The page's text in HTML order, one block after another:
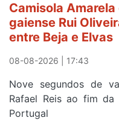
Camisola
gaiense Rui
entre Beja e Elvas
08-08-2026 | 17:43
Nove segundos de
Rafael Reis ao fim
Portugal